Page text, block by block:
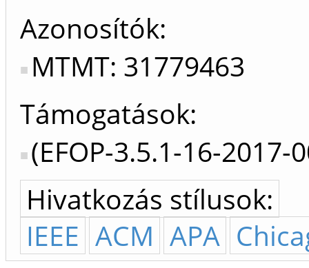
Azonosítók
MTMT: 31779463
Támogatások:
(EFOP-3.5.1-16-2017-
Hivatkozás stílusok:
IEEE ACM APA